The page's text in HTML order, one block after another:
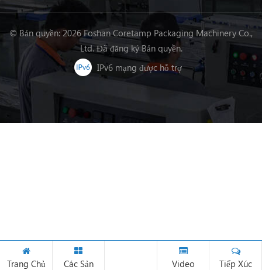
chuyền chế biến thực phẩm, máy đóng gói rau củ quả máy đóng
gói, v.v.
© Bản quyền: 2026 Foshan Coretamp Packaging Machinery Co.,
Ltd. Đã đăng ký Bản quyền.
IPv6 mạng được hỗ trợ
Trang Chủ Các Sản Video Tiếp Xúc